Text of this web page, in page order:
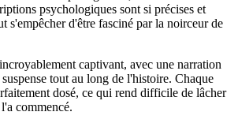
psychologiques sont si précises et
s'empêcher d'être fasciné par la noirceur de
captivant, avec une narration
tout au long de l'histoire. Chaque
dosé, ce qui rend difficile de lâcher
commencé.